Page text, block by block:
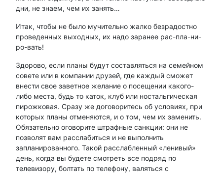
дни, не знаем, чем их занять…
Итак, чтобы не было мучительно жалко безрадостно
проведенных выходных, их надо заранее рас-пла-ни-
ро-вать!
Здорово, если планы будут составляться на семейном
совете или в компании друзей, где каждый сможет
внести свое заветное желание о посещении какого-
либо места, будь то каток, клуб или ностальгическая
пирожковая. Сразу же договоритесь об условиях, при
которых планы отменяются, и о том, чем их заменить.
Обязательно оговорите штрафные санкции: они не
позволят вам расслабиться и не выполнить
запланированного. Такой расслабленный «ленивый»
день, когда вы будете смотреть все подряд по
телевизору, болтать по телефону, валяться с